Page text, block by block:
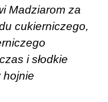
Madziarom za
cukierniczego,
i słodkie
hojnie